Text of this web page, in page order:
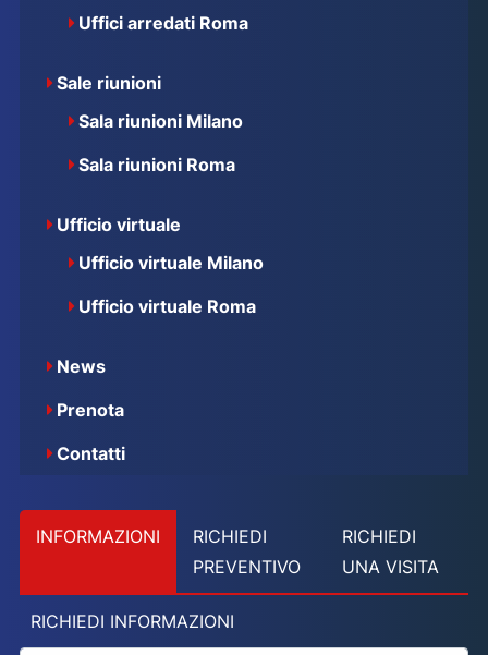
Uffici arredati Roma
Sale riunioni
Sala riunioni Milano
Sala riunioni Roma
Ufficio virtuale
Ufficio virtuale Milano
Ufficio virtuale Roma
News
Prenota
Contatti
INFORMAZIONI
RICHIEDI
PREVENTIVO
RICHIEDI
UNA VISITA
RICHIEDI INFORMAZIONI